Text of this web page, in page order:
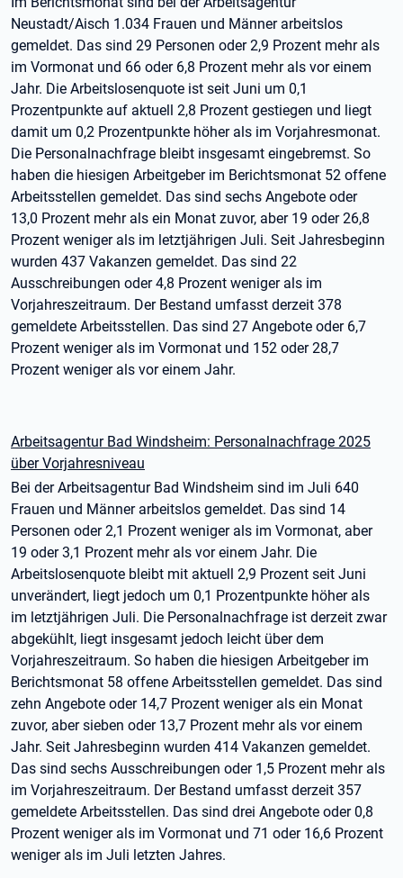
Neustadt/Aisch 1.034 Frauen und Männer arbeitslos
gemeldet. Das sind 29 Personen oder 2,9 Prozent mehr als
im Vormonat und 66 oder 6,8 Prozent mehr als vor einem
Jahr. Die Arbeitslosenquote ist seit Juni um 0,1
Prozentpunkte auf aktuell 2,8 Prozent gestiegen und liegt
damit um 0,2 Prozentpunkte höher als im Vorjahresmonat.
Die Personalnachfrage bleibt insgesamt eingebremst. So
haben die hiesigen Arbeitgeber im Berichtsmonat 52 offene
Arbeitsstellen gemeldet. Das sind sechs Angebote oder
13,0 Prozent mehr als ein Monat zuvor, aber 19 oder 26,8
Prozent weniger als im letztjährigen Juli. Seit Jahresbeginn
wurden 437 Vakanzen gemeldet. Das sind 22
Ausschreibungen oder 4,8 Prozent weniger als im
Vorjahreszeitraum. Der Bestand umfasst derzeit 378
gemeldete Arbeitsstellen. Das sind 27 Angebote oder 6,7
Prozent weniger als im Vormonat und 152 oder 28,7
Prozent weniger als vor einem Jahr.
Arbeitsagentur Bad Windsheim: Personalnachfrage 2025
über Vorjahresniveau
Bei der Arbeitsagentur Bad Windsheim sind im Juli 640
Frauen und Männer arbeitslos gemeldet. Das sind 14
Personen oder 2,1 Prozent weniger als im Vormonat, aber
19 oder 3,1 Prozent mehr als vor einem Jahr. Die
Arbeitslosenquote bleibt mit aktuell 2,9 Prozent seit Juni
unverändert, liegt jedoch um 0,1 Prozentpunkte höher als
im letztjährigen Juli. Die Personalnachfrage ist derzeit zwar
abgekühlt, liegt insgesamt jedoch leicht über dem
Vorjahreszeitraum. So haben die hiesigen Arbeitgeber im
Berichtsmonat 58 offene Arbeitsstellen gemeldet. Das sind
zehn Angebote oder 14,7 Prozent weniger als ein Monat
zuvor, aber sieben oder 13,7 Prozent mehr als vor einem
Jahr. Seit Jahresbeginn wurden 414 Vakanzen gemeldet.
Das sind sechs Ausschreibungen oder 1,5 Prozent mehr als
im Vorjahreszeitraum. Der Bestand umfasst derzeit 357
gemeldete Arbeitsstellen. Das sind drei Angebote oder 0,8
Prozent weniger als im Vormonat und 71 oder 16,6 Prozent
weniger als im Juli letzten Jahres.